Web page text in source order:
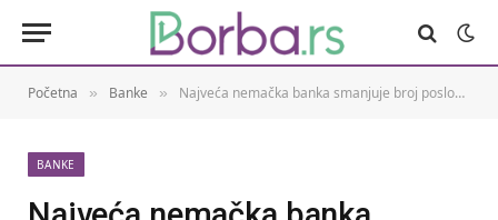
Početna » Banke » Najveća nemačka banka smanjuje broj poslovnica i otpušta 2.000 radnika
BANKE